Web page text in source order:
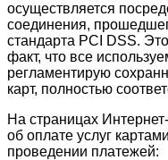
осуществляется
соединения,
стандарта PCI DSS.
факт, что все
регламентирую
карт, полностью
На страницах
об оплате услуг
проведении платежей: